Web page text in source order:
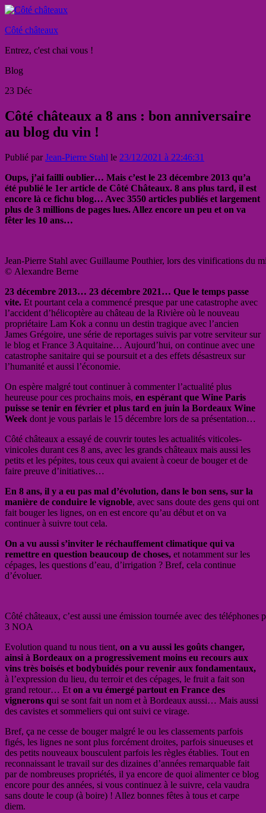
Côté châteaux
Entrez, c'est chai vous !
Blog
23 Déc
Côté châteaux a 8 ans : bon anniversaire
au blog du vin !
Publié parJean-Pierre Stahl le 23/12/2021 à 22:46:31
Oups, j’ai failli oublier… Mais c’est le 23 décembre 2013 qu’a
été publié le 1er article de Côté Châteaux. 8 ans plus tard, il est
encore là ce fichu blog… Avec 3550 articles publiés et largement
plus de 3 millions de pages lues. Allez encore un peu et on va
fêter les 10 ans…
Jean-Pierre Stahl avec Guillaume Pouthier, lors des vinifications du
© Alexandre Berne
23 décembre 2013… 23 décembre 2021… Que le temps passe
vite. Et pourtant cela a commencé presque par une catastrophe avec
l’accident d’hélicoptère au château de la Rivière où le nouveau
propriétaire Lam Kok a connu un destin tragique avec l’ancien
James Grégoire, une série de reportages suivis par votre serviteur sur
le blog et France 3 Aquitaine… Aujourd’hui, on continue avec une
catastrophe sanitaire qui se poursuit et a des effets désastreux sur
l’humanité et aussi l’économie.
On espère malgré tout continuer à commenter l’actualité plus
heureuse pour ces prochains mois, en espérant que Wine Paris
puisse se tenir en février et plus tard en juin la Bordeaux Wine
Week dont je vous parlais le 15 décembre lors de sa présentation…
Côté châteaux a essayé de couvrir toutes les actualités viticoles-
vinicoles durant ces 8 ans, avec les grands châteaux mais aussi les
petits et les pépites, tous ceux qui avaient à coeur de bouger et de
faire preuve d’initiatives…
En 8 ans, il y a eu pas mal d’évolution, dans le bon sens, sur la
manière de conduire le vignoble, avec sans doute des gens qui ont
fait bouger les lignes, on en est encore qu’au début et on va
continuer à suivre tout cela.
On a vu aussi s’inviter le réchauffement climatique qui va
remettre en question beaucoup de choses, et notamment sur les
cépages, les questions d’eau, d’irrigation ? Bref, cela continue
d’évoluer.
Côté châteaux, c’est aussi une émission tournée avec des
3 NOA
Evolution quand tu nous tient, on a vu aussi les goûts changer,
ainsi à Bordeaux on a progressivement moins eu recours aux
vins très boisés et bodybuidés pour revenir aux fondamentaux,
à l’expression du lieu, du terroir et des cépages, le fruit a fait son
grand retour… Et on a vu émergé partout en France des
vignerons qui se sont fait un nom et à Bordeaux aussi… Mais aussi
des cavistes et sommeliers qui ont suivi ce virage.
Bref, ça ne cesse de bouger malgré le ou les classements parfois
figés, les lignes ne sont plus forcément droites, parfois sinueuses et
des petits nouveaux bousculent parfois les règles établies. Tout en
reconnaissant le travail sur des dizaines d’années remarquable fait
par de nombreuses propriétés, il ya encore de quoi alimenter ce blog
encore pour des années, si vous continuez à le suivre, cela vaudra
sans doute le coup (à boire) ! Allez bonnes fêtes à tous et carpe
diem.